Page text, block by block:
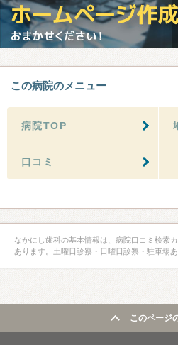
この病院のメニュー
病院TOP
口コミ
なかにし歯科の基本情報は、病院口コミ検索
あります。土曜日診察・日曜日診察・駐車場
このページ